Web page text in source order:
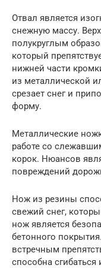
Отвал является
снежную массу.
полукруглым
который
нижней части
из металлической
срезает снег и
форму.
Металлические
работе со
корок. Нюансов
повреждений
Нож из резины
свежий снег,
нож является
бетонного
встречным
способна